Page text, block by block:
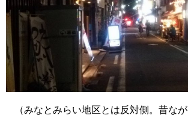
（みなとみらい地区とは反対側。昔な